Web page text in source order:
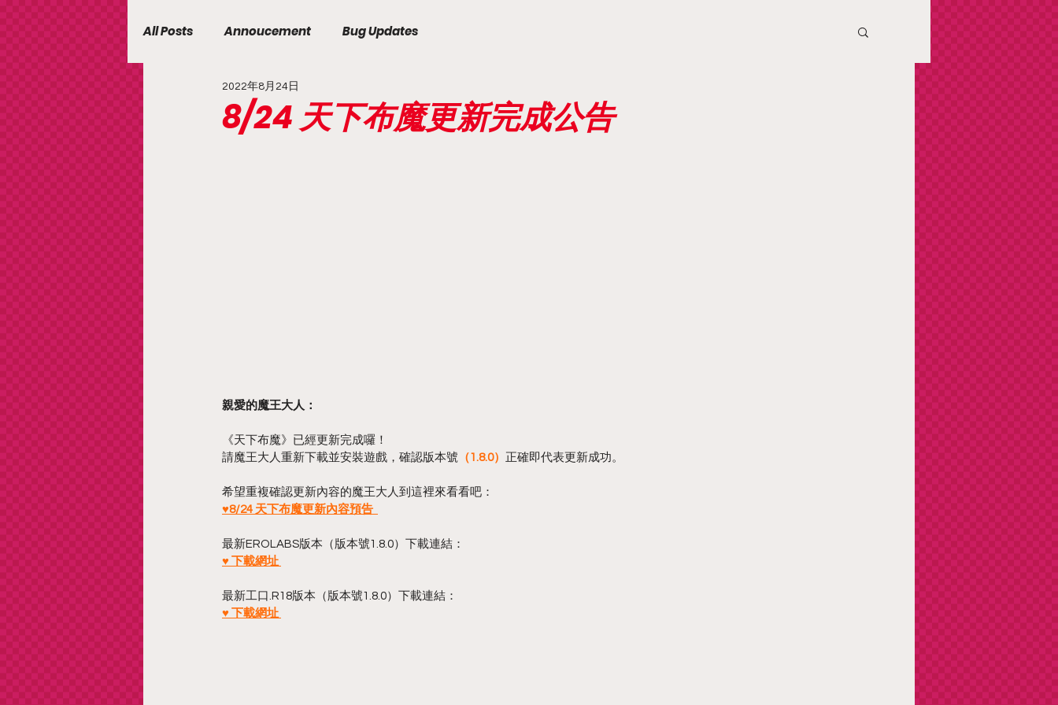
All Posts Annoucement Bug Updates
8/24 天下布魔更新完成公告
2022年8月24日
親愛的魔王大人：
《天下布魔》已經更新完成囉！
請魔王大人重新下載並安裝遊戲，確認版本號 （1.8.0） 正確即代表更新成功。
希望重複確認更新內容的魔王大人到這裡來看看吧：
♥8/24 天下布魔更新內容預告
最新EROLABS版本（版本號1.8.0）下載連結：
♥ 下載網址
最新工口.R18版本（版本號1.8.0）下載連結：
♥ 下載網址